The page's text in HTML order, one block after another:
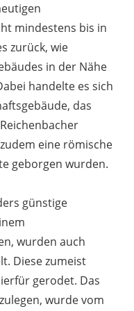
mindestens bis in
zurück, wie
in der Nähe
handelte es sich
das
eine römische
geborgen wurden.
günstige
wurden auch
Diese zumeist
gerodet. Das
wurde vom